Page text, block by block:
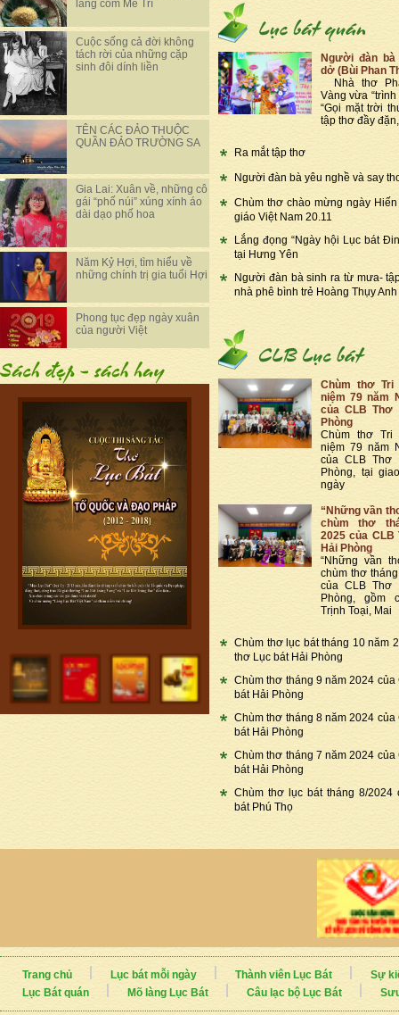
làng cốm Mễ Trì
Cuộc sống cả đời không
tách rời của những cặp
sinh đôi dính liền
TÊN CÁC ĐẢO THUỘC
QUẦN ĐẢO TRƯỜNG SA
Gia Lai: Xuân về, những cô
gái “phố núi” xúng xính áo
dài dạo phố hoa
Năm Kỷ Hợi, tìm hiểu về
những chính trị gia tuổi Hợi
Phong tục đẹp ngày xuân
của người Việt
Người đàn
dở (Bùi Phan
Nhà thơ
Vàng vừa
“Gọi mặt trời
tập thơ đầy
Ra mắt tập thơ
Người đàn bà yêu nghề và say
Chùm thơ chào mừng ngày
giáo Việt Nam 20.11
Lắng đọng “Ngày hội Lục bát
tại Hưng Yên
Người đàn bà sinh ra từ mưa-
nhà phê bình trẻ Hoàng Thụy Anh
Chùm thơ Tri
niệm 79 năm
của CLB Thơ
Phòng
Chùm thơ Tri
niệm 79 năm
của CLB Thơ
Phòng, tại
ngày
“Những vần
chùm thơ
2025 của CLB
Hải Phòng
“Những vần
chùm thơ
của CLB Thơ
Phòng, gồm
Trịnh Toại, Mai
Chùm thơ lục bát tháng 10 năm
thơ Lục bát Hải Phòng
Chùm thơ tháng 9 năm 2024 của
bát Hải Phòng
Chùm thơ tháng 8 năm 2024 của
bát Hải Phòng
Chùm thơ tháng 7 năm 2024 của
bát Hải Phòng
Chùm thơ lục bát tháng 8/2024
bát Phú Thọ
Trang chủ Lục bát mỗi ngày Thành viên Lục Bát
Sự
Lục Bát quán
Mõ làng Lục Bát Câu lạc bộ Lục Bát